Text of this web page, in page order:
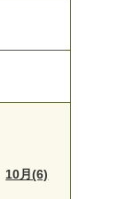
10月(6)